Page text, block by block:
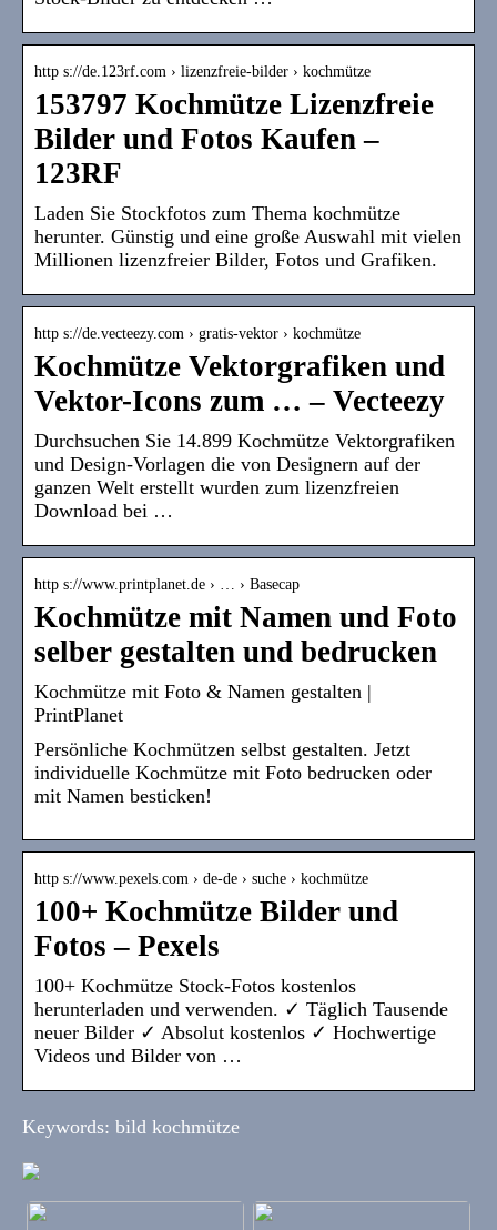
http s://de.123rf.com › lizenzfreie-bilder › kochmütze
153797 Kochmütze Lizenzfreie
Bilder und Fotos Kaufen –
123RF
Laden Sie Stockfotos zum Thema kochmütze
herunter. Günstig und eine große Auswahl mit vielen
Millionen lizenzfreier Bilder, Fotos und Grafiken.
http s://de.vecteezy.com › gratis-vektor › kochmütze
Kochmütze Vektorgrafiken und
Vektor-Icons zum … – Vecteezy
Durchsuchen Sie 14.899 Kochmütze Vektorgrafiken
und Design-Vorlagen die von Designern auf der
ganzen Welt erstellt wurden zum lizenzfreien
Download bei …
http s://www.printplanet.de › … › Basecap
Kochmütze mit Namen und Foto
selber gestalten und bedrucken
Kochmütze mit Foto & Namen gestalten |
PrintPlanet
Persönliche Kochmützen selbst gestalten. Jetzt
individuelle Kochmütze mit Foto bedrucken oder
mit Namen besticken!
http s://www.pexels.com › de-de › suche › kochmütze
100+ Kochmütze Bilder und
Fotos – Pexels
100+ Kochmütze Stock-Fotos kostenlos
herunterladen und verwenden. ✓ Täglich Tausende
neuer Bilder ✓ Absolut kostenlos ✓ Hochwertige
Videos und Bilder von …
Keywords: bild kochmütze